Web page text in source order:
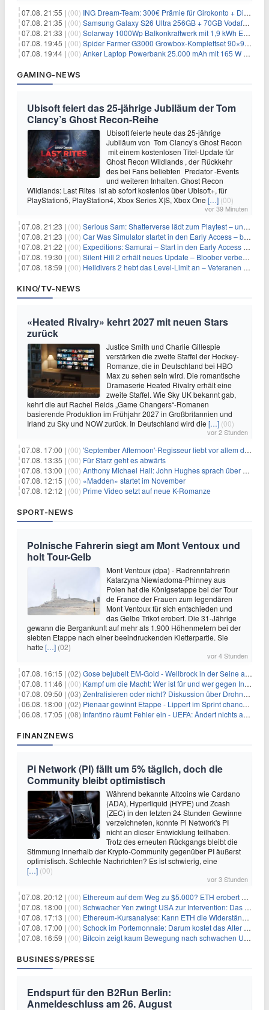
07.08. 21:55 | (00) ING Dream-Team: 300€ Prämie für Girokonto + Direkt-Depot
07.08. 21:35 | (00) Samsung Galaxy S26 Ultra 256GB + 70GB Vodafone-Netz für 34,99€/Monat (effektiv 4,74€/Monat)
07.08. 21:33 | (00) Solarway 1000Wp Balkonkraftwerk mit 1,9 kWh EcoFlow-Speicher für 719€ + 30€ Filial-Gutschein
07.08. 19:45 | (00) Spider Farmer G3000 Growbox-Komplettset 90×90×180 cm für 379,99€
07.08. 19:44 | (00) Anker Laptop Powerbank 25.000 mAh mit 165 W refurbished für 58,39€
GAMING-NEWS
Ubisoft feiert das 25-jährige Jubiläum der Tom
Clancy’s Ghost Recon-Reihe
Ubisoft feierte heute das 25-jährige
Jubiläum von Tom Clancy’s Ghost Recon
mit einem kostenlosen Titel-Update für
Ghost Recon Wildlands , der Rückkehr
des bei Fans beliebten Predator -Events
und weiteren Inhalten. Ghost Recon
Wildlands: Last Rites ist ab sofort kostenlos über Ubisoft+, für
PlayStation5, PlayStation4, Xbox Series X|S, Xbox One […] (00)
vor 39 Minuten
07.08. 21:23 | (00) Serious Sam: Shatterverse lädt zum Playtest – und erscheint schon bald!
07.08. 21:23 | (00) Car Was Simulator startet in den Early Access – bald gehts los!
07.08. 21:22 | (00) Expeditions: Samurai – Start in den Early Access ab heute im feudalen Japan
07.08. 19:30 | (00) Silent Hill 2 erhält neues Update – Bloober verbessert Grafik und Performance
07.08. 18:59 | (00) Helldivers 2 hebt das Level-Limit an – Veteranen können endlich weiter aufsteigen
KINO/TV-NEWS
«Heated Rivalry» kehrt 2027 mit neuen Stars
zurück
Justice Smith und Charlie Gillespie
verstärken die zweite Staffel der Hockey-
Romanze, die in Deutschland bei HBO
Max zu sehen sein wird. Die romantische
Dramaserie Heated Rivalry erhält eine
zweite Staffel. Wie Sky UK bekannt gab,
kehrt die auf Rachel Reids „Game Changers“-Romanen
basierende Produktion im Frühjahr 2027 in Großbritannien und
Irland zu Sky und NOW zurück. In Deutschland wird die […] (00)
vor 2 Stunden
07.08. 17:00 | (00) 'September Afternoon'-Regisseur liebt vor allem die 'Banalität' in seinen Filmen
07.08. 13:35 | (00) Für Starz geht es abwärts
07.08. 13:00 | (00) Anthony Michael Hall: John Hughes sprach über eine Fortsetzung von 'The Breakfast Club'
07.08. 12:15 | (00) «Madden» startet im November
07.08. 12:12 | (00) Prime Video setzt auf neue K-Romanze
SPORT-NEWS
Polnische Fahrerin siegt am Mont Ventoux und
holt Tour-Gelb
Mont Ventoux (dpa) - Radrennfahrerin
Katarzyna Niewiadoma-Phinney aus
Polen hat die Königsetappe bei der Tour
de France der Frauen zum legendären
Mont Ventoux für sich entschieden und
das Gelbe Trikot erobert. Die 31-Jährige
gewann die Bergankunft auf mehr als 1.900 Höhenmetern bei der
siebten Etappe nach einer beeindruckenden Kletterpartie. Sie
hatte […] (02)
vor 4 Stunden
07.08. 16:15 | (02) Gose bejubelt EM-Gold - Wellbrock in der Seine ausgebremst
07.08. 11:46 | (00) Kampf um die Macht: Wer ist für und wer gegen Infantino?
07.08. 09:50 | (03) Zentralisieren oder nicht? Diskussion über Drohnenabwehr
06.08. 18:00 | (02) Pienaar gewinnt Etappe - Lippert im Sprint chancenlos
06.08. 17:05 | (08) Infantino räumt Fehler ein - UEFA: Ändert nichts an Boykott
FINANZNEWS
Pi Network (PI) fällt um 5% täglich, doch die
Community bleibt optimistisch
Während bekannte Altcoins wie Cardano
(ADA), Hyperliquid (HYPE) und Zcash
(ZEC) in den letzten 24 Stunden Gewinne
verzeichneten, konnte Pi Network's PI
nicht an dieser Entwicklung teilhaben.
Trotz des erneuten Rückgangs bleibt die
Stimmung innerhalb der Krypto-Community gegenüber PI äußerst
optimistisch. Schlechte Nachrichten? Es ist schwierig, eine
[…] (00)
vor 3 Stunden
07.08. 20:12 | (00) Ethereum auf dem Weg zu $5.000? ETH erobert wichtige Marke zurück, während Institutionen weiter akkumulieren
07.08. 18:00 | (00) Schwacher Yen zwingt USA zur Intervention: Das größte Risiko seit 15 Jahren
07.08. 17:13 | (00) Ethereum-Kursanalyse: Kann ETH die Widerstände der gleitenden Durchschnitte überwinden?
07.08. 17:00 | (00) Schock im Portemonnaie: Darum kostet das Alter deutlich mehr als Sie denken
07.08. 16:59 | (00) Bitcoin zeigt kaum Bewegung nach schwachen US-Arbeitsmarktdaten, Fed-Zinserhöhungschancen sinken auf 44%
BUSINESS/PRESSE
Endspurt für den B2Run Berlin:
Anmeldeschluss am 26. August